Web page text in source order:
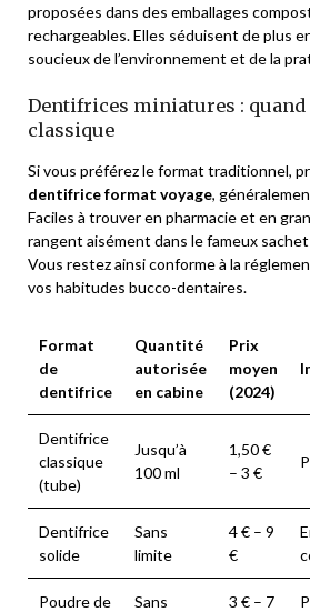
proposées dans des emballages
rechargeables. Elles séduisent de plus
soucieux de l’environnement et de la
Dentifrices miniatures : quand
classique
Si vous préférez le format traditionnel,
dentifrice format voyage,
Faciles à trouver en pharmacie et en
rangent aisément dans le fameux
Vous restez ainsi conforme à la
vos habitudes bucco-dentaires.
Format
de
dentifrice
Quantité
autorisée
en cabine
Prix
moyen
(2024)
Dentifrice
classique
(tube)
Jusqu’à
100 ml
1,50 €
– 3 €
Dentifrice
solide
Sans
limite
4 € – 9
€
Poudre de
Sans
3 € – 7